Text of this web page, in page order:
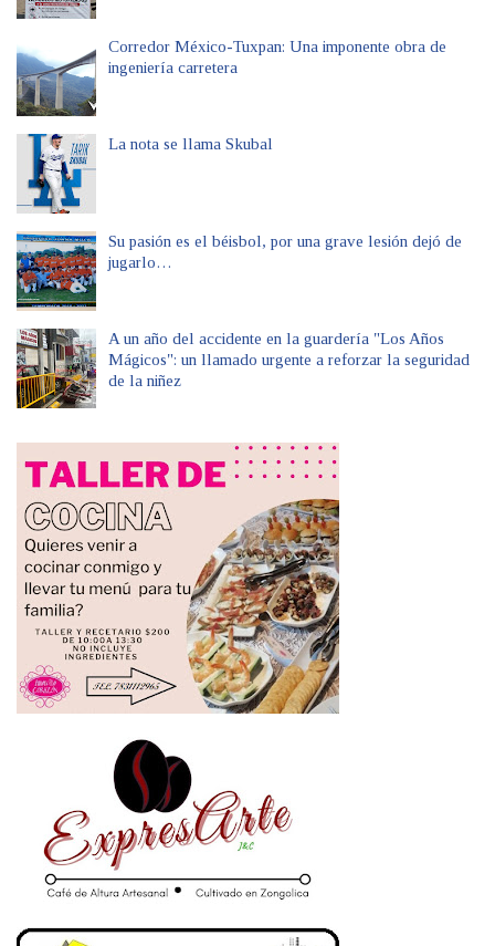
Corredor México-Tuxpan: Una imponente obra de
ingeniería carretera
La nota se llama Skubal
Su pasión es el béisbol, por una grave lesión dejó de
jugarlo…
A un año del accidente en la guardería "Los Años
Mágicos": un llamado urgente a reforzar la seguridad
de la niñez